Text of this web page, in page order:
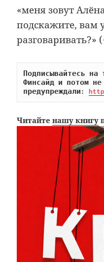
«меня зовут
подскажите, вам
разговаривать?»
Подписывайтесь на
Финсайд и потом
предупреждали:
Читайтенашу книгу